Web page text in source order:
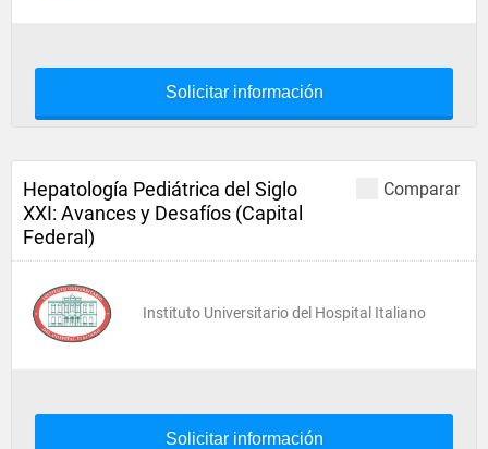
Solicitar información
Comparar
Hepatología Pediátrica del Siglo
XXI: Avances y Desafíos (Capital
Federal)
Instituto Universitario del Hospital Italiano
Solicitar información